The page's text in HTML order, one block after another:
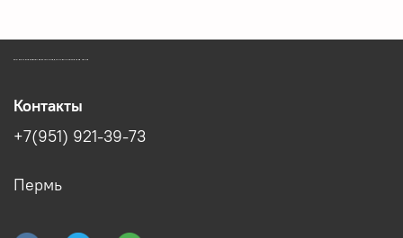
Контакты
+7(951) 921-39-73
Пермь